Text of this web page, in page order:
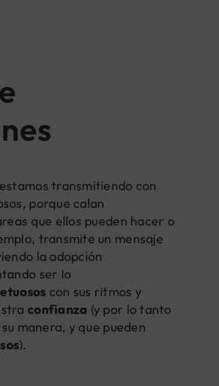
transmitiendo con
porque calan
que ellos pueden hacer o
transmite un mensaje
la adopción
ser lo
con sus ritmos y
confianza (y por lo tanto
manera, y que pueden
).